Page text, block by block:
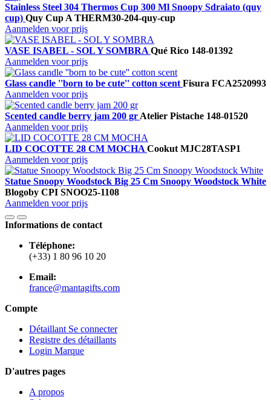
Stainless Steel 304 Thermos Cup 300 Ml Snoopy Sdraiato (quy
cup) Quy Cup A THERM30-204-quy-cup
Aanmelden voor prijs
VASE ISABEL - SOL Y SOMBRA Qué Rico 148-01392
Aanmelden voor prijs
Glass candle ''born to be cute'' cotton scent Fisura FCA2520993
Aanmelden voor prijs
Scented candle berry jam 200 gr Atelier Pistache 148-01520
Aanmelden voor prijs
LID COCOTTE 28 CM MOCHA Cookut MJC28TASP1
Aanmelden voor prijs
Statue Snoopy Woodstock Big 25 Cm Snoopy Woodstock White
Blogoby CPI SNOO25-1108
Aanmelden voor prijs
Informations de contact
Téléphone:
(+33) 1 80 96 10 20
Email:
france@mantagifts.com
Compte
Détaillant Se connecter
Registre des détaillants
Login Marque
D'autres pages
A propos